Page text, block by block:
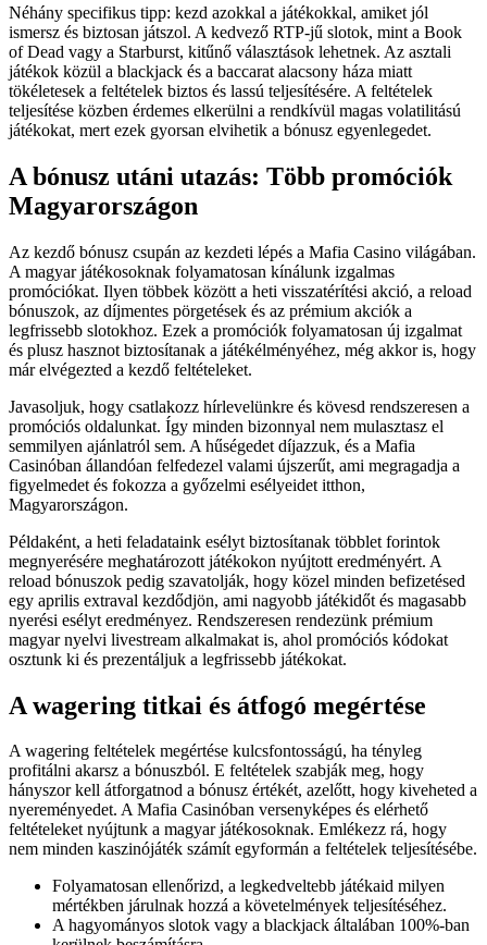
Néhány specifikus tipp: kezd azokkal a játékokkal, amiket jól
ismersz és biztosan játszol. A kedvező RTP-jű slotok, mint a Book
of Dead vagy a Starburst, kitűnő választások lehetnek. Az asztali
játékok közül a blackjack és a baccarat alacsony háza miatt
tökéletesek a feltételek biztos és lassú teljesítésére. A feltételek
teljesítése közben érdemes elkerülni a rendkívül magas volatilitású
játékokat, mert ezek gyorsan elvihetik a bónusz egyenlegedet.
A bónusz utáni utazás: Több promóciók
Magyarországon
Az kezdő bónusz csupán az kezdeti lépés a Mafia Casino világában.
A magyar játékosoknak folyamatosan kínálunk izgalmas
promóciókat. Ilyen többek között a heti visszatérítési akció, a reload
bónuszok, az díjmentes pörgetések és az prémium akciók a
legfrissebb slotokhoz. Ezek a promóciók folyamatosan új izgalmat
és plusz hasznot biztosítanak a játékélményéhez, még akkor is, hogy
már elvégezted a kezdő feltételeket.
Javasoljuk, hogy csatlakozz hírlevelünkre és kövesd rendszeresen a
promóciós oldalunkat. Így minden bizonnyal nem mulasztasz el
semmilyen ajánlatról sem. A hűségedet díjazzuk, és a Mafia
Casinóban állandóan felfedezel valami újszerűt, ami megragadja a
figyelmedet és fokozza a győzelmi esélyeidet itthon,
Magyarországon.
Példaként, a heti feladataink esélyt biztosítanak többlet forintok
megnyerésére meghatározott játékokon nyújtott eredményért. A
reload bónuszok pedig szavatolják, hogy közel minden befizetésed
egy aprilis extraval kezdődjön, ami nagyobb játékidőt és magasabb
nyerési esélyt eredményez. Rendszeresen rendezünk prémium
magyar nyelvi livestream alkalmakat is, ahol promóciós kódokat
osztunk ki és prezentáljuk a legfrissebb játékokat.
A wagering titkai és átfogó megértése
A wagering feltételek megértése kulcsfontosságú, ha tényleg
profitálni akarsz a bónuszból. E feltételek szabják meg, hogy
hányszor kell átforgatnod a bónusz értékét, azelőtt, hogy kiveheted a
nyereményedet. A Mafia Casinóban versenyképes és elérhető
feltételeket nyújtunk a magyar játékosoknak. Emlékezz rá, hogy
nem minden kaszinójáték számít egyformán a feltételek teljesítésébe.
Folyamatosan ellenőrizd, a legkedveltebb játékaid milyen
mértékben járulnak hozzá a követelmények teljesítéséhez.
A hagyományos slotok vagy a blackjack általában 100%-ban